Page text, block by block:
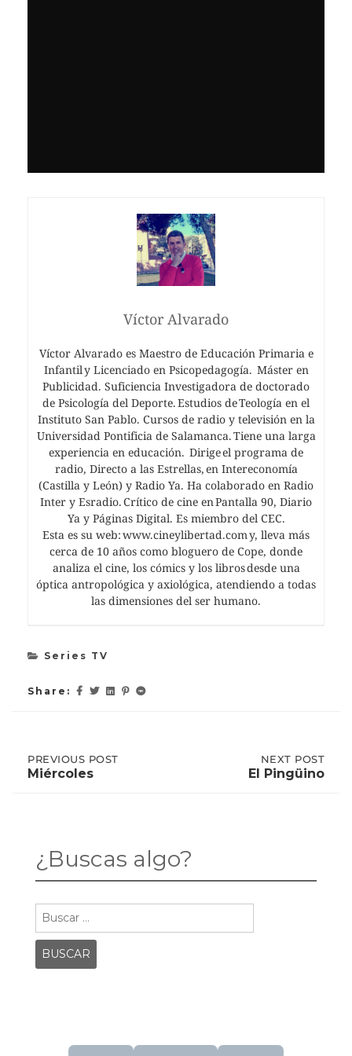
Víctor Alvarado
Víctor Alvarado es Maestro de Educación Primaria e
Infantil y Licenciado en Psicopedagogía. Máster en
Publicidad. Suficiencia Investigadora de doctorado
de Psicología del Deporte. Estudios de Teología en el
Instituto San Pablo. Cursos de radio y televisión en la
Universidad Pontificia de Salamanca. Tiene una larga
experiencia en educación. Dirige el programa de
radio, Directo a las Estrellas, en Intereconomía
(Castilla y León) y Radio Ya. Ha colaborado en Radio
Inter y Esradio. Crítico de cine en Pantalla 90, Diario
Ya y Páginas Digital. Es miembro del CEC.
Esta es su web: www.cineylibertad.com y, lleva más
cerca de 10 años como bloguero de Cope, donde
analiza el cine, los cómics y los libros desde una
óptica antropológica y axiológica, atendiendo a todas
las dimensiones del ser humano.
Series TV
Share:
Post
PREVIOUS
POST:
PREVIOUS POST
Miércoles
NEXT POST
El Pingüino
¿Buscas algo?